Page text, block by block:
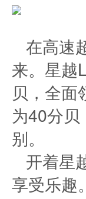
在高速
来。星越
贝，全
为40分
别。
开着星
享受乐趣